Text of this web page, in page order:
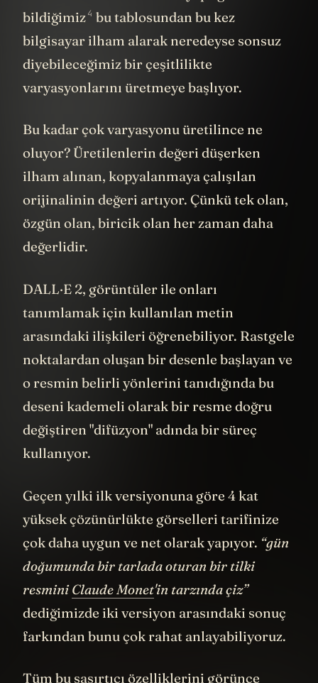
bildiğimiz4 bu tablosundan bu kez
bilgisayar ilham alarak neredeyse sonsuz
diyebileceğimiz bir çeşitlilikte
varyasyonlarını üretmeye başlıyor.
Bu kadar çok varyasyonu üretilince ne
oluyor? Üretilenlerin değeri düşerken
ilham alınan, kopyalanmaya çalışılan
orijinalinin değeri artıyor. Çünkü tek olan,
özgün olan, biricik olan her zaman daha
değerlidir.
DALL·E 2, görüntüler ile onları
tanımlamak için kullanılan metin
arasındaki ilişkileri öğrenebiliyor. Rastgele
noktalardan oluşan bir desenle başlayan ve
o resmin belirli yönlerini tanıdığında bu
deseni kademeli olarak bir resme doğru
değiştiren "difüzyon" adında bir süreç
kullanıyor.
Geçen yılki ilk versiyonuna göre 4 kat
yüksek çözünürlükte görselleri tarifinize
çok daha uygun ve net olarak yapıyor. “gün
doğumunda bir tarlada oturan bir tilki
resminiClaude Monet'in tarzında çiz”
dediğimizde iki versiyon arasındaki sonuç
farkından bunu çok rahat anlayabiliyoruz.
Tüm bu şaşırtıcı özelliklerini görünce